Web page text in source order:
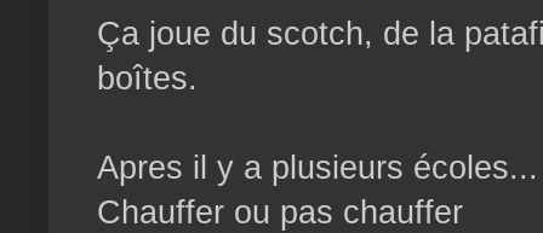
Ça joue du scotch, de la
boîtes.
Apres il y a plusieurs
Chauffer ou pas chauffer